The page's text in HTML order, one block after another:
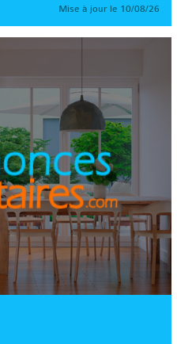
Mise à jour le 10/08/26